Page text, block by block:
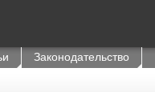
Законодательство